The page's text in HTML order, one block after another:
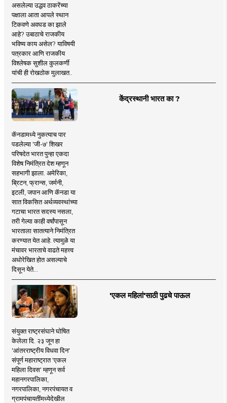
असलेल्या उद्धव ठाकरेंच्या
पक्षाला आता आपले स्थान
टिकवणे अवघड का झाले
आहे? उबाठाचे राजकीय
भविष्य काय असेल? याविषयी
पत्रकार आणि राजकीय
विश्लेषक सुशील कुलकर्णी
यांची ही रोखठोक मुलाखत..
केंद्रस्थानी भारत का ?
कॅनडामध्ये नुकत्याच पार
पडलेल्या 'जी-७' शिखर
परिषदेत भारत पुन्हा एकदा
विशेष निमंत्रित देश म्हणून
सहभागी झाला. अमेरिका,
ब्रिटन, फ्रान्स, जर्मनी,
इटली, जपान आणि कॅनडा या
सात विकसित अर्थव्यवस्थांच्या
गटाचा भारत सदस्य नसला,
तरी गेल्या काही वर्षांपासून
भारताला सातत्याने निमंत्रित
करण्यात येत आहे. त्यामुळे या
मंचावर भारताचे वाढते महत्त्व
अधोरेखित होत असल्याचे
दिसून येते...
'एकल महिलां'साठी पुढचे पाऊल
संयुक्त राष्ट्रसंघाने घोषित
केलेला दि. २३ जून हा
'आंतरराष्ट्रीय विधवा दिन'
संपूर्ण महाराष्ट्रात 'एकल
महिला दिवस' म्हणून सर्व
महानगरपालिका,
नगरपालिका, नगरपंचायत व
ग्रामपंचायतींमध्येदेखील